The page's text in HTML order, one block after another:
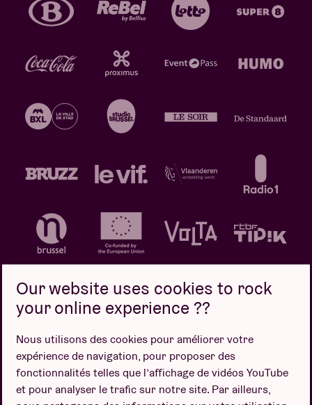
Politique de confidentialité
Politique de cookies
Conditions de vente
Design par
Our website uses cookies to rock
your online experience ??
Nous utilisons des cookies pour améliorer votre
expérience de navigation, pour proposer des
fonctionnalités telles que l’affichage de vidéos YouTube
et pour analyser le trafic sur notre site. Par ailleurs,